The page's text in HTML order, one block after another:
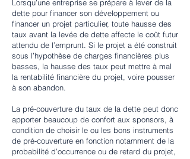
Lorsqu’une entreprise se prépare à lever de la
dette pour financer son développement ou
financer un projet particulier, toute hausse des
taux avant la levée de dette affecte le coût futur
attendu de l’emprunt. Si le projet a été construit
sous l’hypothèse de charges financières plus
basses, la hausse des taux peut mettre à mal
la rentabilité financière du projet, voire pousser
à son abandon.
La pré-couverture du taux de la dette peut donc
apporter beaucoup de confort aux sponsors, à
condition de choisir le ou les bons instruments
de pré-couverture en fonction notamment de la
probabilité d’occurrence ou de retard du projet,